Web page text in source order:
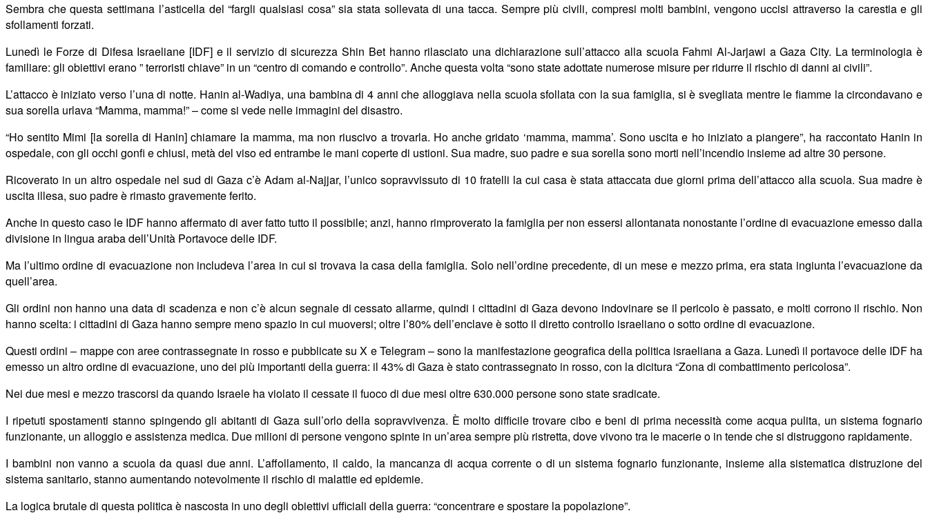
Sembra che questa settimana l’asticella del “fargli qualsiasi cosa” sia stata sollevata di una tacca. Sempre più civili, compresi molti bambini, vengono uccisi attraverso la carestia e gli
sfollamenti forzati.
Lunedì le Forze di Difesa Israeliane [IDF] e il servizio di sicurezza Shin Bet hanno rilasciato una dichiarazione sull’attacco alla scuola Fahmi Al-Jarjawi a Gaza City. La terminologia è
familiare: gli obiettivi erano ” terroristi chiave” in un “centro di comando e controllo”. Anche questa volta “sono state adottate numerose misure per ridurre il rischio di danni ai civili”.
L’attacco è iniziato verso l’una di notte. Hanin al-Wadiya, una bambina di 4 anni che alloggiava nella scuola sfollata con la sua famiglia, si è svegliata mentre le fiamme la circondavano e
sua sorella urlava “Mamma, mamma!”–come si vede nelle immagini del disastro.
“Ho sentito Mimi [la sorella di Hanin] chiamare la mamma, ma non riuscivo a trovarla. Ho anche gridato ‘mamma, mamma’. Sono uscita e ho iniziato a piangere”, ha raccontato Hanin in
ospedale, con gli occhi gonfi e chiusi, metàdel viso ed entrambe le mani coperte di ustioni. Sua madre, suo padre e sua sorella sono morti nell’incendio insieme ad altre 30 persone.
Ricoverato in un altro ospedale nel sud di Gaza c’è Adam al-Najjar, l’unico sopravvissuto di 10 fratelli la cui casa è stata attaccata due giorni prima dell’attacco alla scuola. Sua madre è
uscita illesa, suo padre è rimasto gravemente ferito.
Anche in questo caso le IDF hanno affermato di aver fatto tutto il possibile; anzi, hanno rimproverato la famiglia per non essersi allontanata nonostante l’ordine di evacuazione emesso dalla
divisione in lingua araba dell’Unità Portavoce delle IDF.
Ma l’ultimo ordine di evacuazione non includeva l’area in cui si trovava la casa della famiglia. Solo nell’ordine precedente, di un mese e mezzo prima, era stata ingiunta l’evacuazione da
quell’area.
Gli ordini non hanno una data di scadenza e non c’è alcun segnale di cessato allarme, quindi i cittadini di Gaza devono indovinare se il pericolo è passato, e molti corrono il rischio. Non
hanno scelta: i cittadini di Gaza hanno sempre meno spazio in cui muoversi; oltre l’80% dell’enclave è sotto il diretto controllo israeliano o sotto ordine di evacuazione.
Questi ordini– mappe con aree contrassegnate in rosso e pubblicate su X e Telegram–sono la manifestazione geografica della politica israeliana a Gaza. Lunedì il portavoce delle IDF ha
emesso un altro ordine di evacuazione, uno dei più importanti della guerra: il 43% di Gaza è stato contrassegnato in rosso, con la dicitura “Zona di combattimento pericolosa”.
Nei due mesi e mezzo trascorsi da quando Israele ha violato il cessate il fuoco di due mesi oltre 630.000 persone sono state sradicate.
I ripetuti spostamenti stanno spingendo gli abitanti di Gaza sull’orlo della sopravvivenza. È molto difficile trovare cibo e beni di prima necessità come acqua pulita, un sistema fognario
funzionante, un alloggio e assistenza medica. Due milioni di persone vengono spinte in un’area sempre più ristretta, dove vivono tra le macerie o in tende che si distruggono rapidamente.
I bambini non vanno a scuola da quasi due anni. L’affollamento, il caldo, la mancanza di acqua corrente o di un sistema fognario funzionante, insieme alla sistematica distruzione del
sistema sanitario, stanno aumentando notevolmente il rischio di malattie ed epidemie.
La logica brutale di questa politica è nascosta in uno degli obiettivi ufficiali della guerra: “concentrare e spostare la popolazione”.